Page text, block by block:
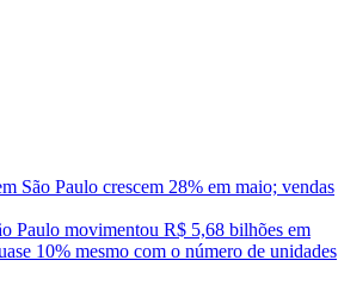
São Paulo crescem 28% em maio; vendas
Paulo movimentou R$ 5,68 bilhões em
10% mesmo com o número de unidades